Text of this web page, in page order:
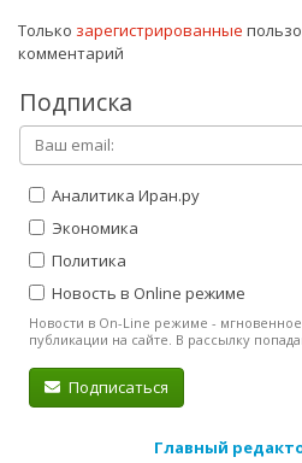
Только зарегистрированные
комментарий
Подписка
Аналитика Иран.ру
Экономика
Политика
Новость в Online режиме
Новости в On-Line режиме -
публикации на сайте. В рассылку
Подписаться
Главный